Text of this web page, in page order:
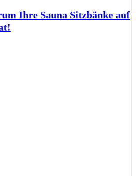
Ihre Sauna Sitzbänke auf